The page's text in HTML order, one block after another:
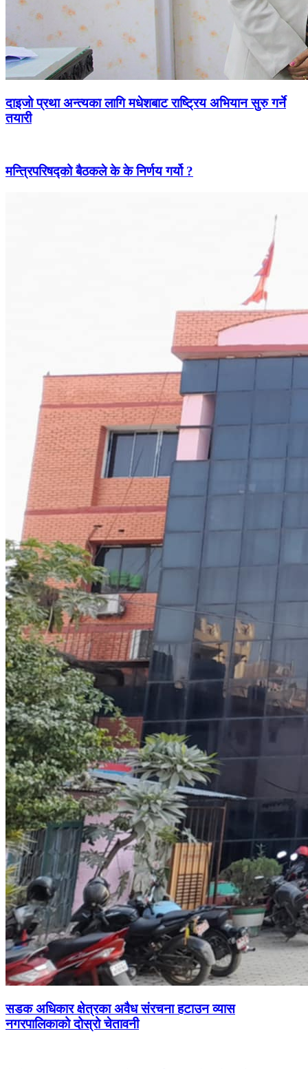
दाइजो प्रथा अन्त्यका लागि मधेशबाट राष्ट्रिय अभियान सुरु गर्ने
तयारी
मन्त्रिपरिषद्को बैठकले के के निर्णय गर्यो ?
सडक अधिकार क्षेत्रका अवैध संरचना हटाउन व्यास
नगरपालिकाको दोस्रो चेतावनी